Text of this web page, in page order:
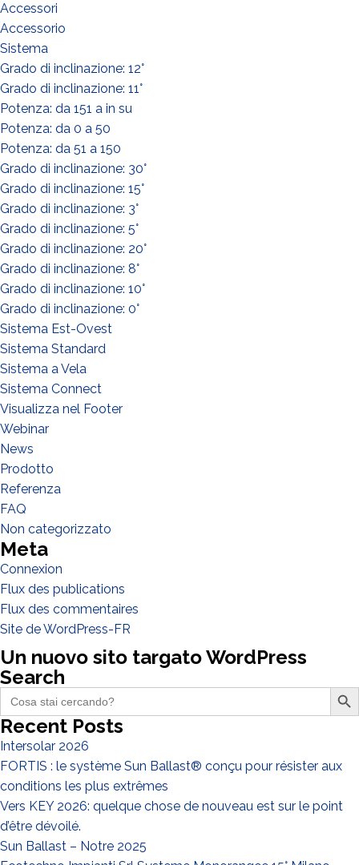
Accessori
Accessorio
Sistema
Grado di inclinazione: 12°
Grado di inclinazione: 11°
Potenza: da 151 a in su
Potenza: da 0 a 50
Potenza: da 51 a 150
Grado di inclinazione: 30°
Grado di inclinazione: 15°
Grado di inclinazione: 3°
Grado di inclinazione: 5°
Grado di inclinazione: 20°
Grado di inclinazione: 8°
Grado di inclinazione: 10°
Grado di inclinazione: 0°
Sistema Est-Ovest
Sistema Standard
Sistema a Vela
Sistema Connect
Visualizza nel Footer
Webinar
News
Prodotto
Referenza
FAQ
Non categorizzato
Meta
Connexion
Flux des publications
Flux des commentaires
Site de WordPress-FR
Un nuovo sito targato WordPress
Search
Search
for:
Search Button
Recent Posts
Intersolar 2026
FORTIS : le système Sun Ballast® conçu pour résister aux
conditions les plus extrêmes
Vers KEY 2026: quelque chose de nouveau est sur le point
d’être dévoilé.
Sun Ballast – Notre 2025
QUE FAITES-VOUS?*